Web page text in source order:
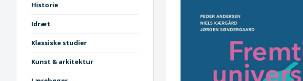
Historie
Idræt
Klassiske studier
Kunst & arkitektur